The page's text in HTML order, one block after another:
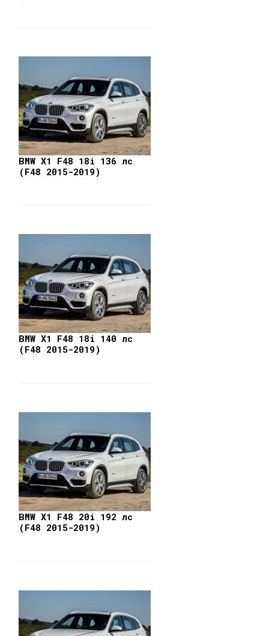
BMW X1 F48 18i 136 лс
(F48 2015-2019)
BMW X1 F48 18i 140 лс
(F48 2015-2019)
BMW X1 F48 20i 192 лс
(F48 2015-2019)